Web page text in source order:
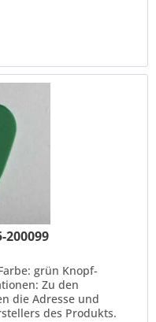
grün Knopf-
Zu den
die Adresse und
des Produkts.